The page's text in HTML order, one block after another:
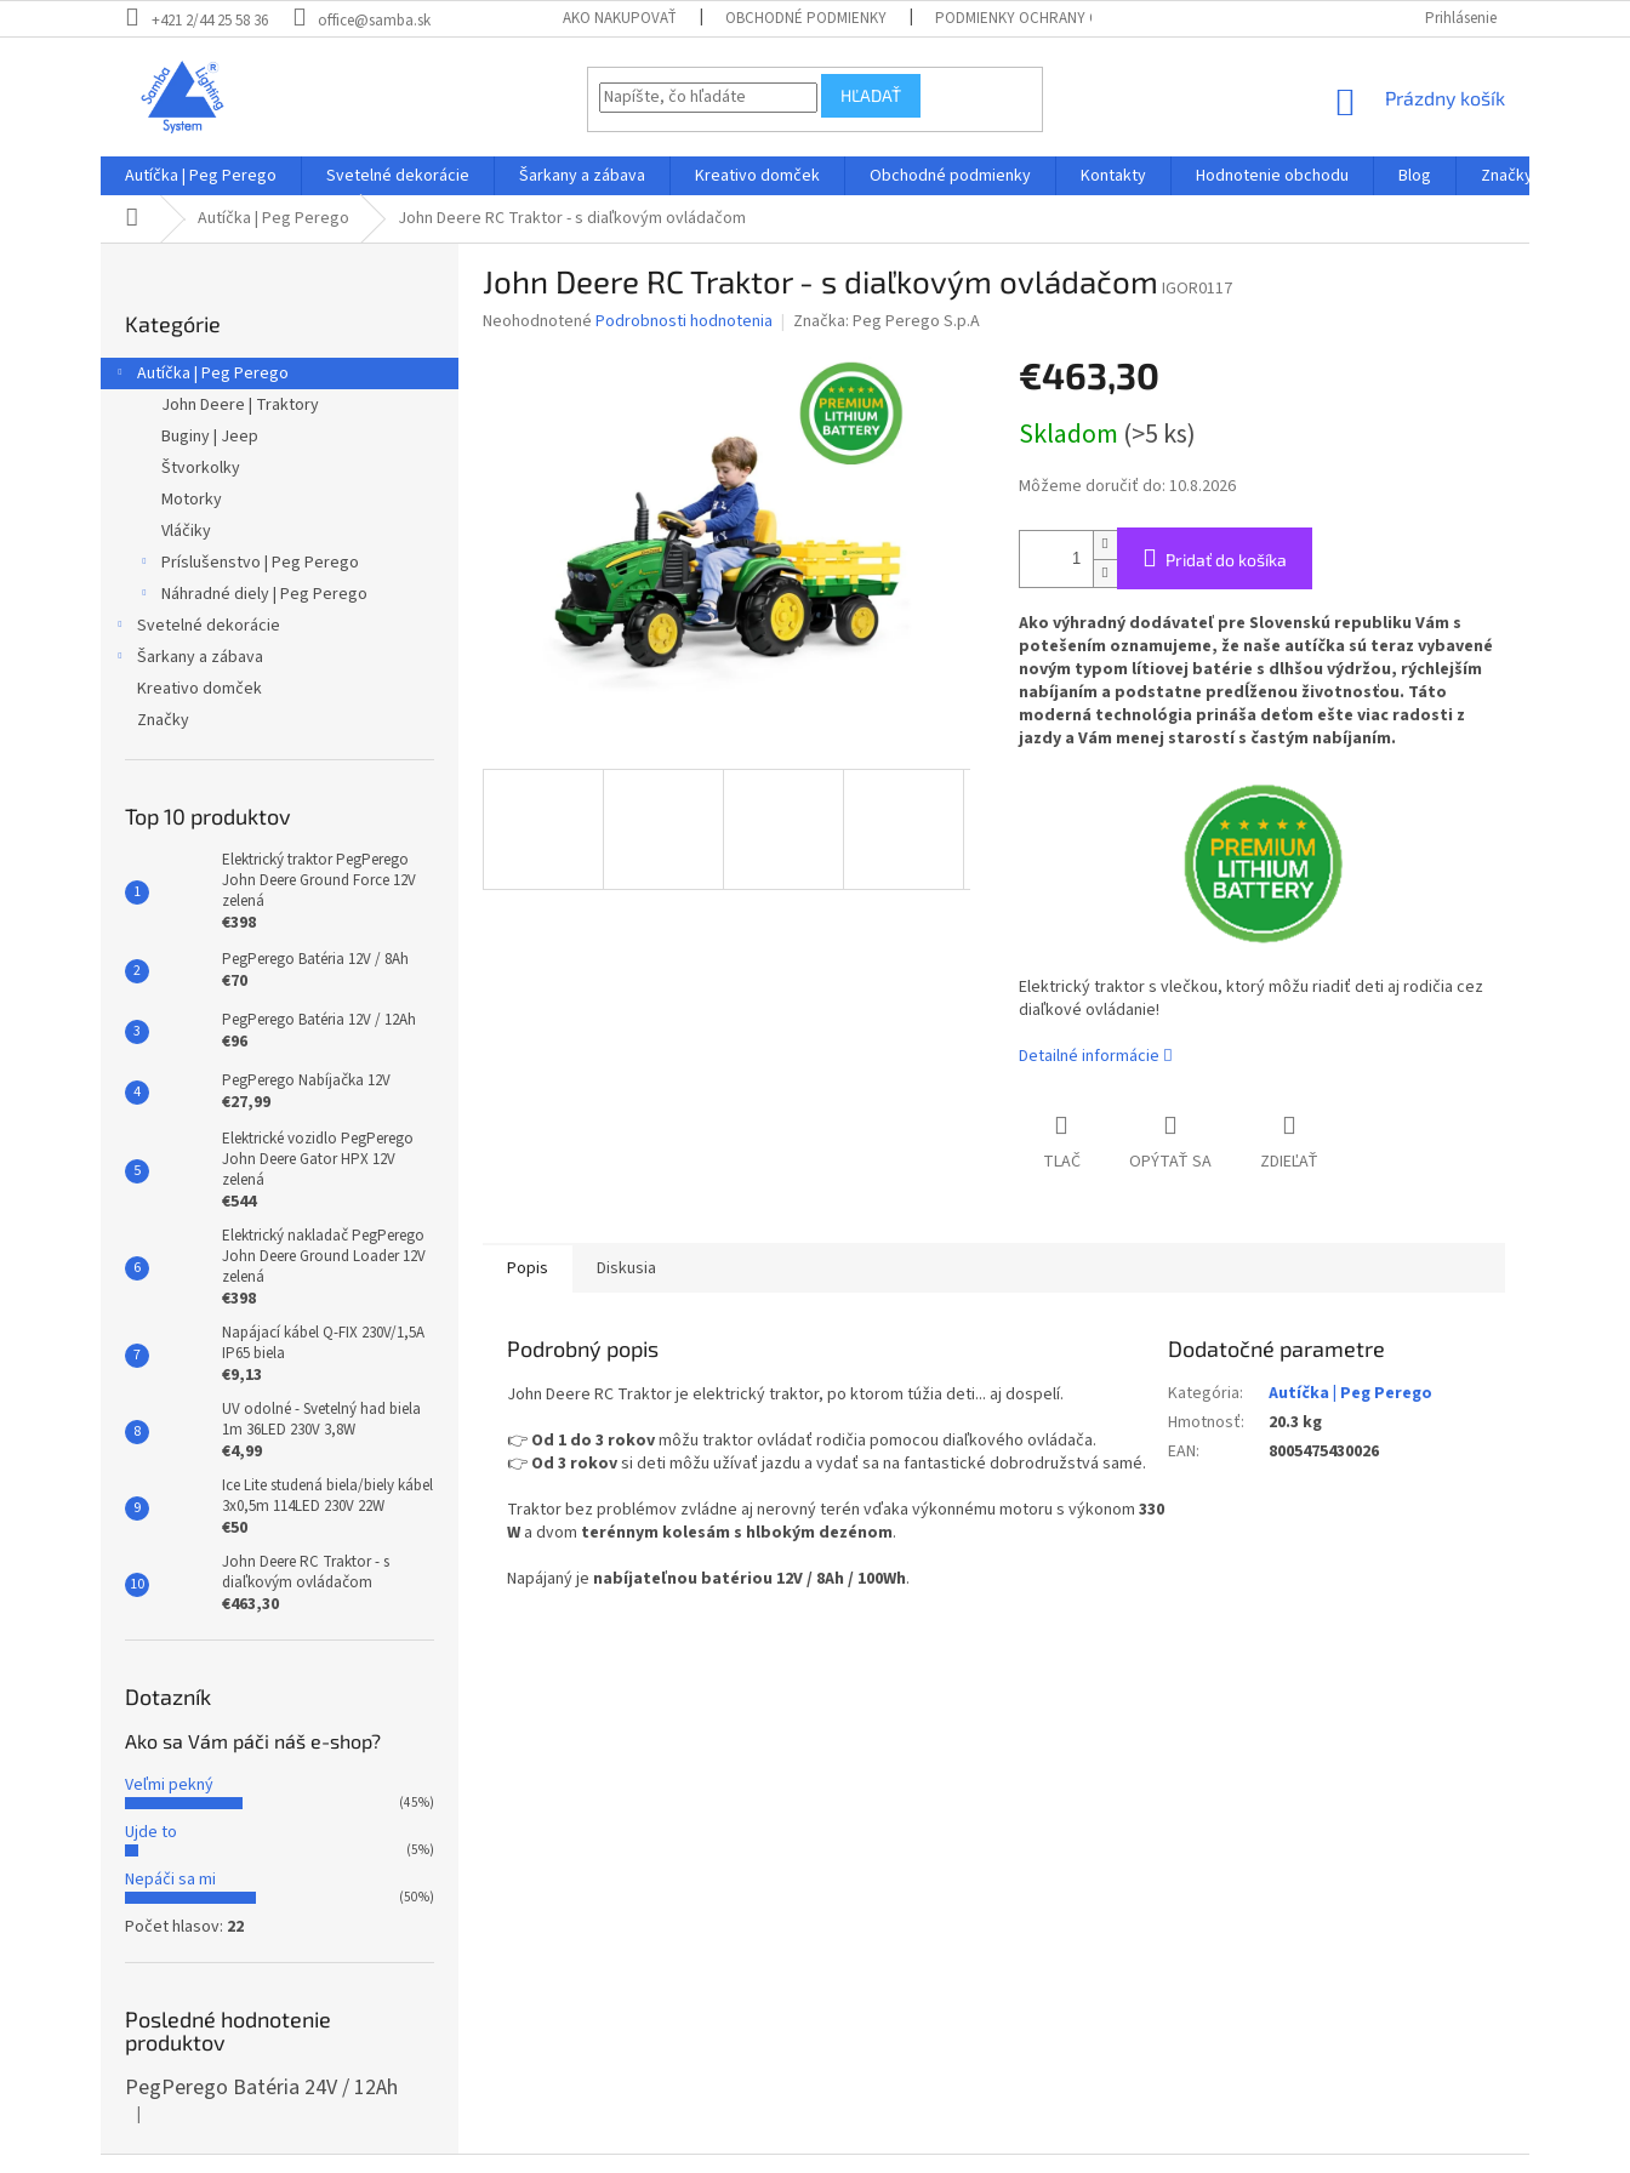
na
+421 2/44 25 58 36 office@samba.sk AKO NAKUPOVAŤ OBCHODNÉ PODMIENKY PODMIENKY OCHRANY OSOBNÝCH ÚDAJOV REKLAMAČNÝ PORIADOK PREHLAD SPÔSOBU
Prihlásenie
HĽADAŤ
NÁKUPNÝ
Prázdny košík
Autíčka | Peg Perego Svetelné dekorácie Šarkany a zábava Kreativo domček Obchodné podmienky Kontakty Hodnotenie obchodu Blog
Značky
DomovAutíčka | Peg Perego John Deere RC Traktor - s diaľkovým ovládačom
ý
p
kategórie
Kategórie
Autíčka | Peg Perego
John Deere | Traktory
Buginy | Jeep
Štvorkolky
Motorky
Vláčiky
Príslušenstvo | Peg Perego
Náhradné diely | Peg Perego
Svetelné dekorácie
Šarkany a zábava
Kreativo domček
Značky
Top 10 produktov
Elektrický traktor PegPerego
John Deere Ground Force 12V
zelená
€398
PegPerego Batéria 12V / 8Ah
€70
PegPerego Batéria 12V / 12Ah
€96
PegPerego Nabíjačka 12V
€27,99
Elektrické vozidlo PegPerego
John Deere Gator HPX 12V
zelená
€544
Elektrický nakladač PegPerego
John Deere Ground Loader 12V
zelená
€398
Napájací kábel Q-FIX 230V/1,5A
IP65 biela
€9,13
UV odolné - Svetelný had biela
1m 36LED 230V 3,8W
€4,99
Ice Lite studená biela/biely kábel
3x0,5m 114LED 230V 22W
€50
John Deere RC Traktor - s
diaľkovým ovládačom
€463,30
Dotazník
Ako sa Vám páči náš e-shop?
Veľmi pekný
(45%)
Ujde to
(5%)
Nepáči sa mi
(50%)
Počet hlasov: 22
Posledné hodnotenie
produktov
PegPerego Batéria 24V / 12Ah
Hodnotenie produktu je 5 z 5 hviezdičiek.
|
John Deere RC Traktor - s diaľkovým ovládačom IGOR0117
Priemerné
Neohodnotené Podrobnosti hodnotenia Značka: Peg Perego S.p.A
€463,30
cena:
Skladom (>5 ks)
Môžeme doručiť do: 10.8.2026
Pridať do košíka
Ako výhradný dodávateľ pre Slovenskú republiku Vám s
potešením oznamujeme, že naše autíčka sú teraz vybavené
novým typom lítiovej batérie s dlhšou výdržou, rýchlejším
nabíjaním a podstatne predĺženou životnosťou. Táto
moderná technológia prináša deťom ešte viac radosti z
jazdy a Vám menej starostí s častým nabíjaním.
Elektrický traktor s vlečkou, ktorý môžu riadiť deti aj rodičia cez
diaľkové ovládanie!
Detailné informácie
TLAČ OPÝTAŤ SA ZDIEĽAŤ
Popis Diskusia
Podrobný popis
John Deere RC Traktor je elektrický traktor, po ktorom túžia deti... aj dospelí.
👉 Od 1 do 3 rokovmôžu traktor ovládať rodičia pomocou diaľkového ovládača.
👉 Od 3 rokovsi deti môžu užívať jazdu a vydať sa na fantastické dobrodružstvá samé.
Traktor bez problémov zvládne aj nerovný terén vďaka výkonnému motoru s výkonom 330
W a dvom terénnym kolesám s hlbokým dezénom.
Napájaný je nabíjateľnou batériou 12V / 8Ah / 100Wh.
Dodatočné parametre
Kategória:
Autíčka | Peg Perego
Hmotnosť:
20.3 kg
EAN: 8005475430026